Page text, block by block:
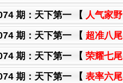
期： 天下第一 【 人气家野
期： 天下第一 【 超准八尾
期： 天下第一 【 荣耀七尾
期： 天下第一 【 表率六尾